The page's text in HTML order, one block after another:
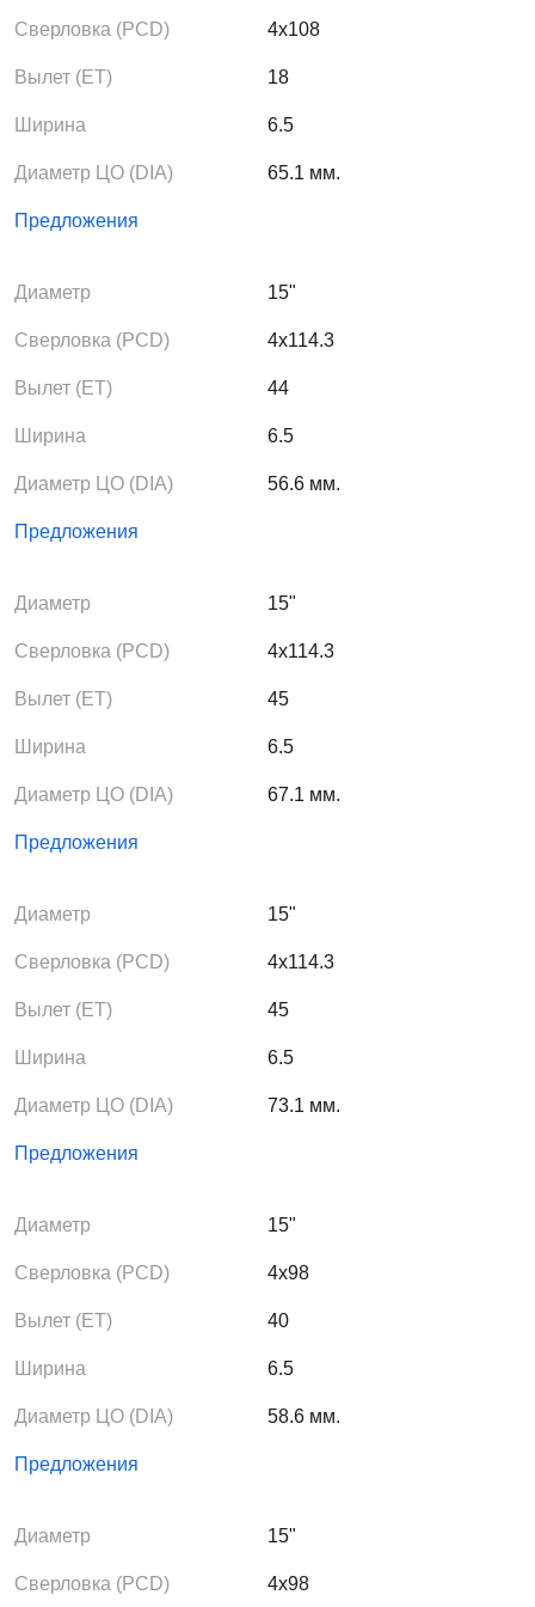
Сверловка (PCD) 4x108
Вылет (ЕТ) 18
Ширина 6.5
Диаметр ЦО (DIA) 65.1 мм.
Предложения
Диаметр 15"
Сверловка (PCD) 4x114.3
Вылет (ЕТ) 44
Ширина 6.5
Диаметр ЦО (DIA) 56.6 мм.
Предложения
Диаметр 15"
Сверловка (PCD) 4x114.3
Вылет (ЕТ) 45
Ширина 6.5
Диаметр ЦО (DIA) 67.1 мм.
Предложения
Диаметр 15"
Сверловка (PCD) 4x114.3
Вылет (ЕТ) 45
Ширина 6.5
Диаметр ЦО (DIA) 73.1 мм.
Предложения
Диаметр 15"
Сверловка (PCD) 4x98
Вылет (ЕТ) 40
Ширина 6.5
Диаметр ЦО (DIA) 58.6 мм.
Предложения
Диаметр 15"
Сверловка (PCD) 4x98